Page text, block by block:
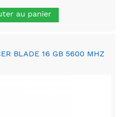
au panier
BLADE 16 GB 5600 MHZ